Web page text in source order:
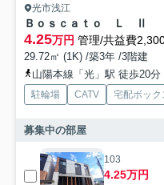
光市浅江
Ｂｏｓｃａｔｏ Ｌ Ⅱ
4.25万円 管理/共益費
29.72㎡ (1K) /築3年 /3階建
山陽本線「光」駅 徒歩20分
駐輪場 CATV 宅配ボック
募集中の部屋
103
4.25万円